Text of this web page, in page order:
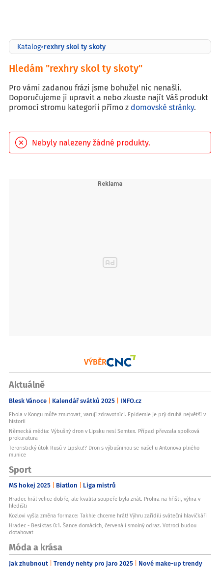
Katalog>rexhry skol ty skoty
Hledám "rexhry skol ty skoty"
Pro vámi zadanou frázi jsme bohužel nic nenašli.
Doporučujeme ji upravit a nebo zkuste najít Váš produkt
promocí stromu kategorii přímo z domovské stránky.
Nebyly nalezeny žádné produkty.
VÝBĚR
Aktuálně
Blesk Vánoce Kalendář svátků 2025 INFO.cz
Ebola v Kongu může zmutovat, varují zdravotníci. Epidemie je prý druhá největší v
historii
Německá média: Výbušný dron v Lipsku nesl Semtex. Případ převzala spolková
prokuratura
Teroristický útok Rusů v Lipsku!? Dron s výbušninou se našel u Antonova plného
munice
Sport
MS hokej 2025 Biatlon Liga mistrů
Hradec hrál velice dobře, ale kvalita soupeře byla znát. Prohra na hřišti, výhra v
hledišti
Kozlovi vyšla změna formace: Takhle chceme hrát! Výhru zařídili sváteční hlavičkáři
Hradec - Besiktas 0:1. Šance domácích, červená i smolný odraz. Votroci budou
dotahovat
Móda a krása
Jak zhubnout Trendy nehty pro jaro 2025 Nové make-up trendy